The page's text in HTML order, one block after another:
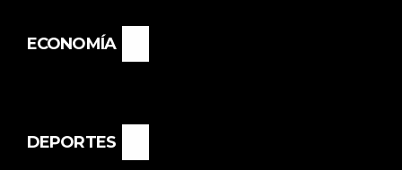
ECONOMÍA
DEPORTES